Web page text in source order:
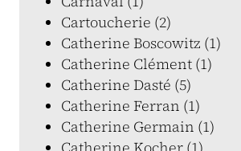
Cartoucherie (2)
Catherine Boscowitz (1)
Catherine Clément (1)
Catherine Dasté (5)
Catherine Ferran (1)
Catherine Germain (1)